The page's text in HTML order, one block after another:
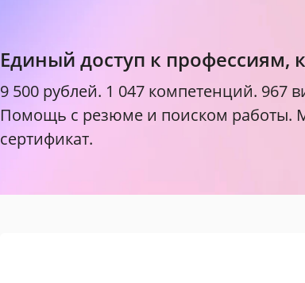
Единый доступ к профессиям,
9 500 рублей. 1 047 компетенций. 967
Помощь с резюме и поиском работы.
сертификат.